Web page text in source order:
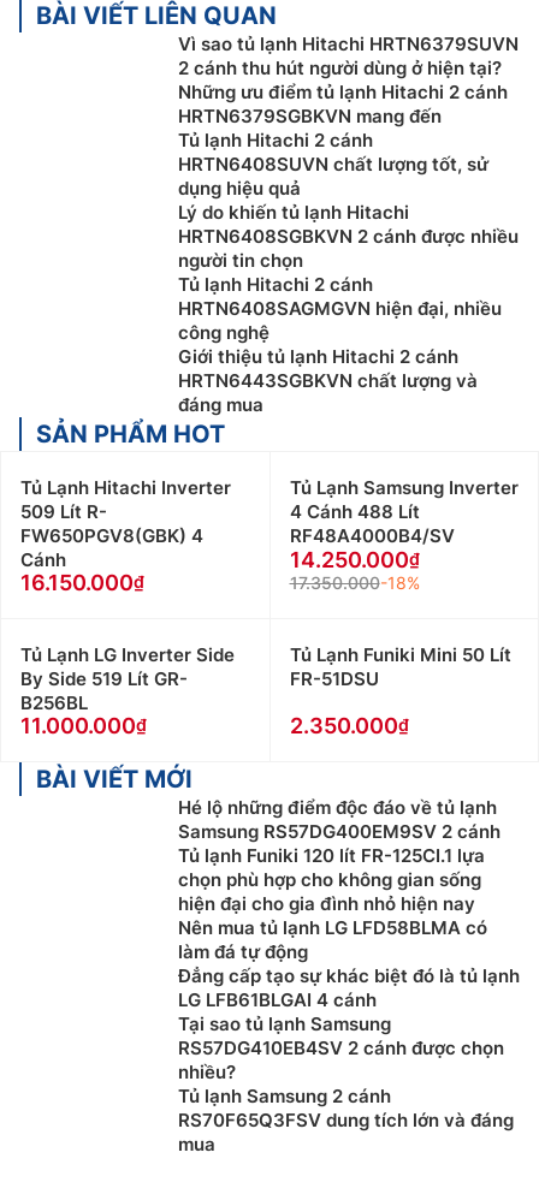
BÀI VIẾT LIÊN QUAN
Vì sao tủ lạnh Hitachi HRTN6379SUVN
2 cánh thu hút người dùng ở hiện tại?
Những ưu điểm tủ lạnh Hitachi 2 cánh
HRTN6379SGBKVN mang đến
Tủ lạnh Hitachi 2 cánh
HRTN6408SUVN chất lượng tốt, sử
dụng hiệu quả
Lý do khiến tủ lạnh Hitachi
HRTN6408SGBKVN 2 cánh được nhiều
người tin chọn
Tủ lạnh Hitachi 2 cánh
HRTN6408SAGMGVN hiện đại, nhiều
công nghệ
Giới thiệu tủ lạnh Hitachi 2 cánh
HRTN6443SGBKVN chất lượng và
đáng mua
SẢN PHẨM HOT
Tủ Lạnh Hitachi Inverter
509 Lít R-
FW650PGV8(GBK) 4
Cánh
16.150.000
Tủ Lạnh Samsung Inverter
4 Cánh 488 Lít
RF48A4000B4/SV
14.250.000
17.350.000-18%
Tủ Lạnh LG Inverter Side
By Side 519 Lít GR-
B256BL
11.000.000
Tủ Lạnh Funiki Mini 50 Lít
FR-51DSU
2.350.000
BÀI VIẾT MỚI
Hé lộ những điểm độc đáo về tủ lạnh
Samsung RS57DG400EM9SV 2 cánh
Tủ lạnh Funiki 120 lít FR-125CI.1 lựa
chọn phù hợp cho không gian sống
hiện đại cho gia đình nhỏ hiện nay
Nên mua tủ lạnh LG LFD58BLMA có
làm đá tự động
Đẳng cấp tạo sự khác biệt đó là tủ lạnh
LG LFB61BLGAI 4 cánh
Tại sao tủ lạnh Samsung
RS57DG410EB4SV 2 cánh được chọn
nhiều?
Tủ lạnh Samsung 2 cánh
RS70F65Q3FSV dung tích lớn và đáng
mua